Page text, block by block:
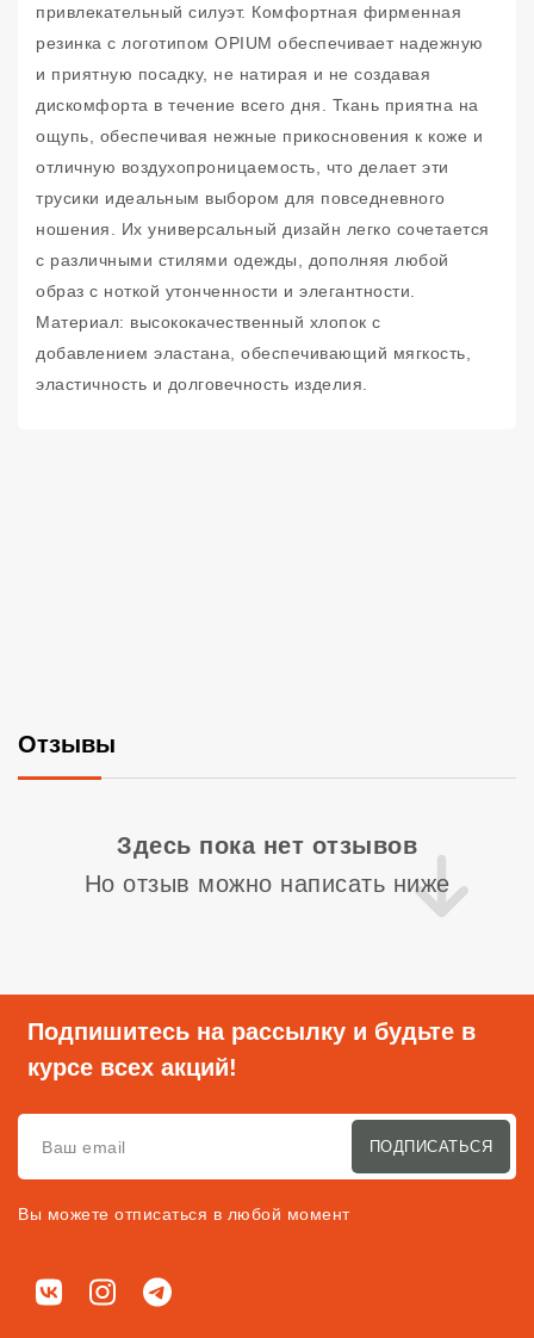
привлекательный силуэт. Комфортная фирменная
резинка с логотипом OPIUM обеспечивает надежную
и приятную посадку, не натирая и не создавая
дискомфорта в течение всего дня. Ткань приятна на
ощупь, обеспечивая нежные прикосновения к коже и
отличную воздухопроницаемость, что делает эти
трусики идеальным выбором для повседневного
ношения. Их универсальный дизайн легко сочетается
с различными стилями одежды, дополняя любой
образ с ноткой утонченности и элегантности.
Материал: высококачественный хлопок с
добавлением эластана, обеспечивающий мягкость,
эластичность и долговечность изделия.
Отзывы
Здесь пока нет отзывов
Но отзыв можно написать ниже
Подпишитесь на рассылку и будьте в
курсе всех акций!
ПОДПИСАТЬСЯ
Вы можете отписаться в любой момент
Мы в соц. сетях
ВКонтактеInstagramTelegram